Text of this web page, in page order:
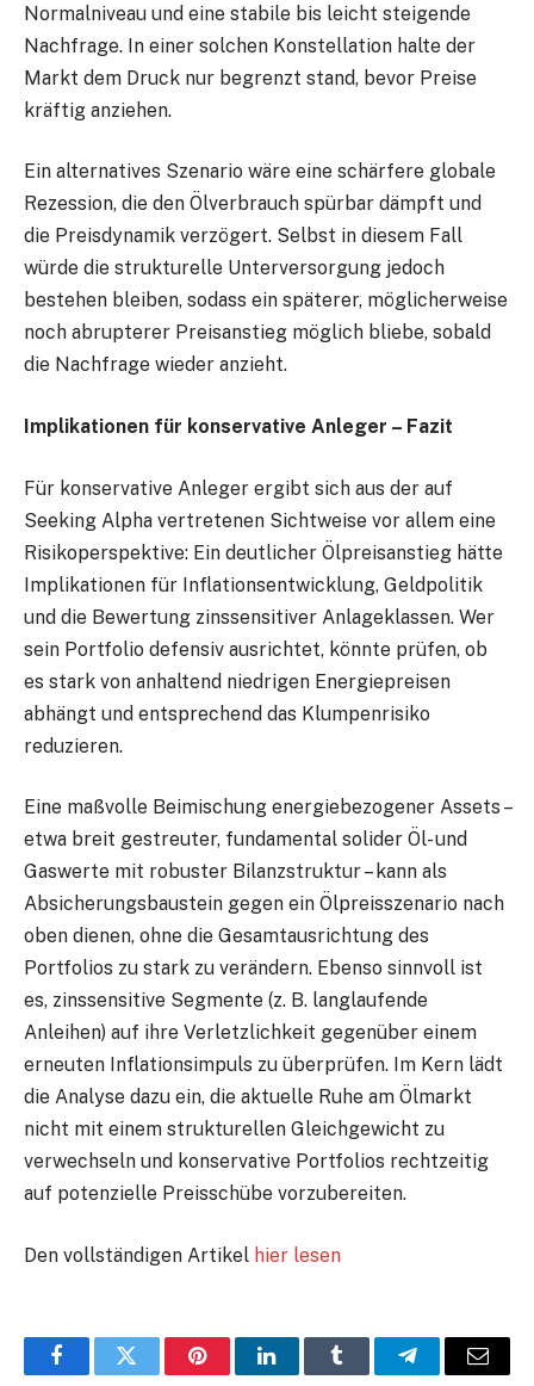
Normalniveau und eine stabile bis leicht steigende
Nachfrage. In einer solchen Konstellation halte der
Markt dem Druck nur begrenzt stand, bevor Preise
kräftig anziehen.
Ein alternatives Szenario wäre eine schärfere globale
Rezession, die den Ölverbrauch spürbar dämpft und
die Preisdynamik verzögert. Selbst in diesem Fall
würde die strukturelle Unterversorgung jedoch
bestehen bleiben, sodass ein späterer, möglicherweise
noch abrupterer Preisanstieg möglich bliebe, sobald
die Nachfrage wieder anzieht.
Implikationen für konservative Anleger – Fazit
Für konservative Anleger ergibt sich aus der auf
Seeking Alpha vertretenen Sichtweise vor allem eine
Risikoperspektive: Ein deutlicher Ölpreisanstieg hätte
Implikationen für Inflationsentwicklung, Geldpolitik
und die Bewertung zinssensitiver Anlageklassen. Wer
sein Portfolio defensiv ausrichtet, könnte prüfen, ob
es stark von anhaltend niedrigen Energiepreisen
abhängt und entsprechend das Klumpenrisiko
reduzieren.
Eine maßvolle Beimischung energiebezogener Assets –
etwa breit gestreuter, fundamental solider Öl- und
Gaswerte mit robuster Bilanzstruktur – kann als
Absicherungsbaustein gegen ein Ölpreisszenario nach
oben dienen, ohne die Gesamtausrichtung des
Portfolios zu stark zu verändern. Ebenso sinnvoll ist
es, zinssensitive Segmente (z. B. langlaufende
Anleihen) auf ihre Verletzlichkeit gegenüber einem
erneuten Inflationsimpuls zu überprüfen. Im Kern lädt
die Analyse dazu ein, die aktuelle Ruhe am Ölmarkt
nicht mit einem strukturellen Gleichgewicht zu
verwechseln und konservative Portfolios rechtzeitig
auf potenzielle Preisschübe vorzubereiten.
Den vollständigen Artikel hier lesen
FacebookTwitter PinterestLinkedInTumblr TelegramE-